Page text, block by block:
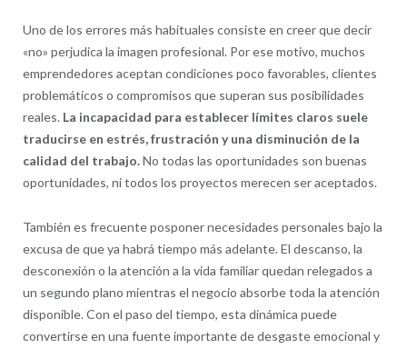
Uno de los errores más habituales consiste en creer que decir
«no» perjudica la imagen profesional. Por ese motivo, muchos
emprendedores aceptan condiciones poco favorables, clientes
problemáticos o compromisos que superan sus posibilidades
reales. La incapacidad para establecer límites claros suele
traducirse en estrés, frustración y una disminución de la
calidad del trabajo.No todas las oportunidades son buenas
oportunidades, ni todos los proyectos merecen ser aceptados.
También es frecuente posponer necesidades personales bajo la
excusa de que ya habrá tiempo más adelante. El descanso, la
desconexión o la atención a la vida familiar quedan relegados a
un segundo plano mientras el negocio absorbe toda la atención
disponible. Con el paso del tiempo, esta dinámica puede
convertirse en una fuente importante de desgaste emocional y